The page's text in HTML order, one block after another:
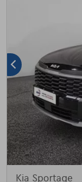
Kia Sportage